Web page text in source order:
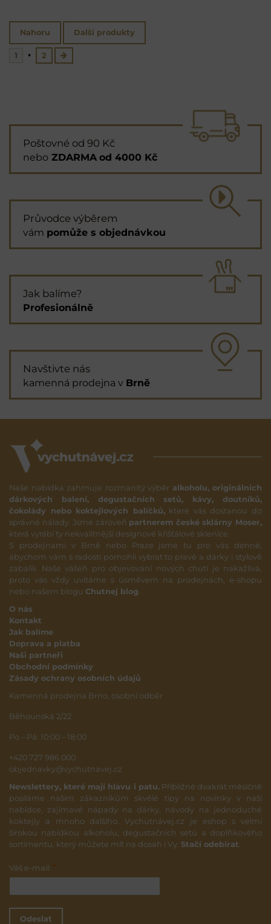
Nahoru Další produkty
1 2
Poštovné od 90 Kč
nebo ZDARMA od 4000 Kč
Průvodce výběrem
vám pomůže s objednávkou
Jak balíme?
Profesionálně
Navštivte nás
kamenná prodejna v Brně
Naše nabídka zahrnuje rozmanitý výběr alkoholu, originálních
dárkových balení, degustačních setů, kávy, doutníků,
čokolády nebo koktejlových balíčků,které vás dostanou do
správné nálady. Jsme zároveň partnerem české sklárny Moser,
která vyrábí ty nekvalitnější designové křišťálové sklenice.
S prodejnami v Brně nebo Praze jsme tu pro vás denně,
abychom vám s radostí pomohli vybrat to pravé a dárky i stylově
zabalili. Naše vášeň pro objevování nových chutí je nakažlivá,
proto vás vždy uvítáme s úsměvem na prodejnách, e-shopu
nebo našem blogu Chutnej blog
O nás
Kontakt
Jak balíme
Doprava a platba
Naši partneři
Obchodní podmínky
Zásady ochrany osobních údajů
Kamenná prodejna Brno, osobní odběr
Běhounská 2/22
Po – Pá: 10:00 – 18:00
+420 727 986 000
objednavky@vychutnavej.cz
Newslettery, které mají hlavu i patu.Přibližně dvakrát měsíčně
posíláme našim zákazníkům skvělé tipy na novinky v naší
nabídce, zajímavé nápady na dárky, návody na jednoduché
koktejly a mnoho dalšího. Vychutnávej.cz je eshop s velmi
širokou nabídkou alkoholu, degustačních setů a doplňkového
sortimentu, který můžete mít na dosah i Vy. Stačí odebírat
Váš e-mail:
Odeslat